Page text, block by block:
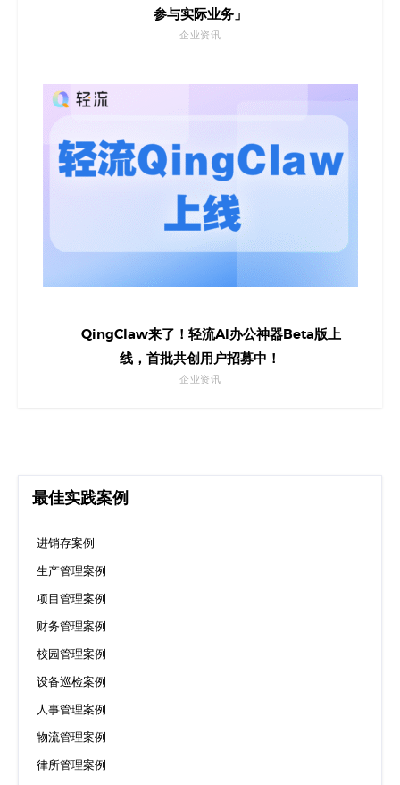
参与实际业务」
企业资讯
QingClaw来了！轻流AI办公神器Beta版上
线，首批共创用户招募中！
企业资讯
最佳实践案例
进销存案例
生产管理案例
项目管理案例
财务管理案例
校园管理案例
设备巡检案例
人事管理案例
物流管理案例
律所管理案例